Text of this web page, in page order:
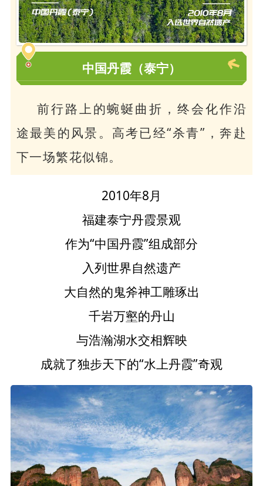
中国丹霞（泰宁）
前行路上的蜿蜒曲折，终会化作沿
途最美的风景。高考已经“杀青” ，奔赴
下一场繁花似锦。
2010年8月
福建泰宁丹霞景观
作为“中国丹霞”组成部分
入列世界自然遗产
大自然的鬼斧神工雕琢出
千岩万壑的丹山
与浩瀚湖水交相辉映
成就了独步天下的“水上丹霞”奇观